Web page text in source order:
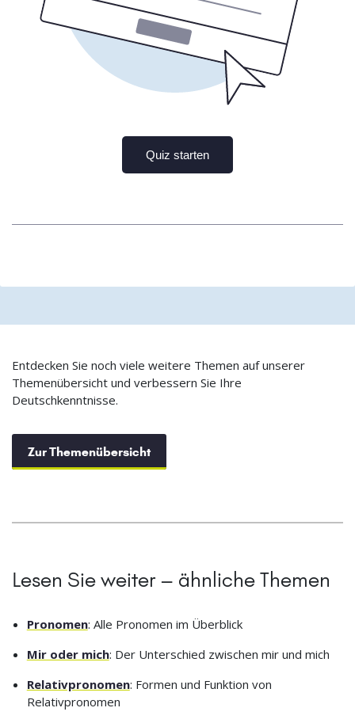
Entdecken Sie noch viele weitere Themen auf unserer
Themenübersicht und verbessern Sie Ihre
Deutschkenntnisse.
Zur Themenübersicht
Lesen Sie weiter – ähnliche Themen
Pronomen: Alle Pronomen im Überblick
Mir oder mich: Der Unterschied zwischen mir und mich
Relativpronomen: Formen und Funktion von
Relativpronomen